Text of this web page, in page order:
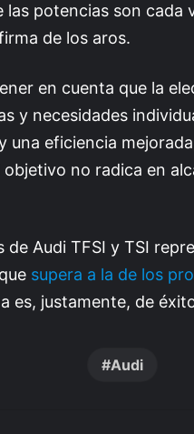
potencias son cada
de los aros.
en cuenta que la
y necesidades
una eficiencia
no radica en
Audi TFSI y TSI
supera a la de los
es, justamente, de
Audi